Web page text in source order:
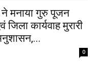
मनाया गुरु पूजन
कार्यवाह मुरारी
0